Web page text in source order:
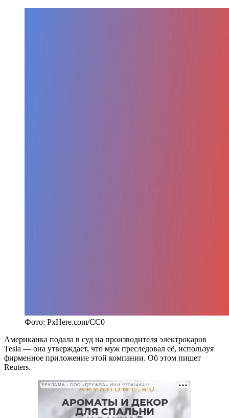
Фото: PxHere.com/CC0
Американка подала в суд на производителя электрокаров
Tesla — она утверждает, что муж преследовал её, используя
фирменное приложение этой компании. Об этом пишет
Reuters.
РЕКЛАМА • ООО «ДРУЖБА» ИНН 9704146411